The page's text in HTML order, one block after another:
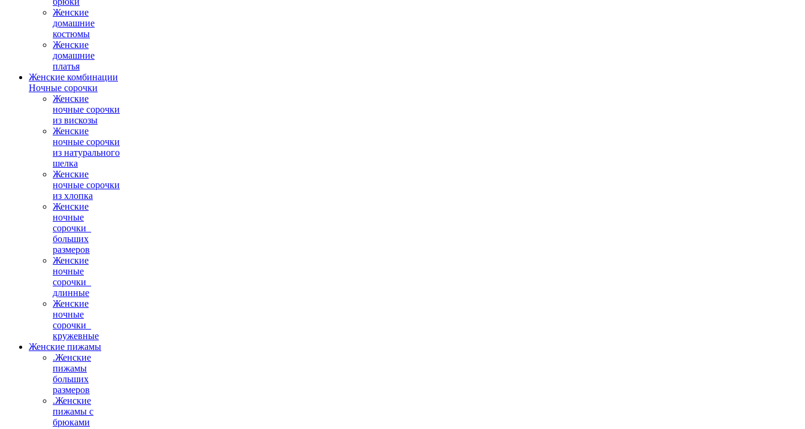
Женские
домашние
костюмы
Женские
домашние
платья
Женские комбинации
Ночные сорочки
Женские
ночные сорочки
из вискозы
Женские
ночные сорочки
из натурального
шелка
Женские
ночные сорочки
из хлопка
Женские
ночные
сорочки_
больших
размеров
Женские
ночные
сорочки_
длинные
Женские
ночные
сорочки_
кружевные
Женские пижамы
.Женские
пижамы
больших
размеров
.Женские
пижамы с
брюками